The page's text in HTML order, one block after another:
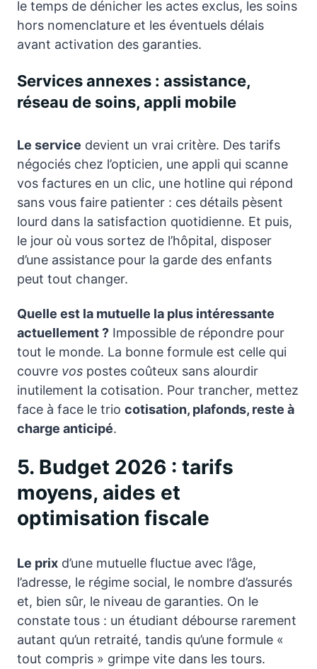
le temps de dénicher les actes exclus, les soins
hors nomenclature et les éventuels délais
avant activation des garanties.
Services annexes : assistance,
réseau de soins, appli mobile
Le service devient un vrai critère. Des tarifs
négociés chez l’opticien, une appli qui scanne
vos factures en un clic, une hotline qui répond
sans vous faire patienter : ces détails pèsent
lourd dans la satisfaction quotidienne. Et puis,
le jour où vous sortez de l’hôpital, disposer
d’une assistance pour la garde des enfants
peut tout changer.
Quelle est la mutuelle la plus intéressante
actuellement ? Impossible de répondre pour
tout le monde. La bonne formule est celle qui
couvre vos postes coûteux sans alourdir
inutilement la cotisation. Pour trancher, mettez
face à face le trio cotisation, plafonds, reste à
charge anticipé.
5. Budget 2026 : tarifs
moyens, aides et
optimisation fiscale
Le prix d’une mutuelle fluctue avec l’âge,
l’adresse, le régime social, le nombre d’assurés
et, bien sûr, le niveau de garanties. On le
constate tous : un étudiant débourse rarement
autant qu’un retraité, tandis qu’une formule «
tout compris » grimpe vite dans les tours.